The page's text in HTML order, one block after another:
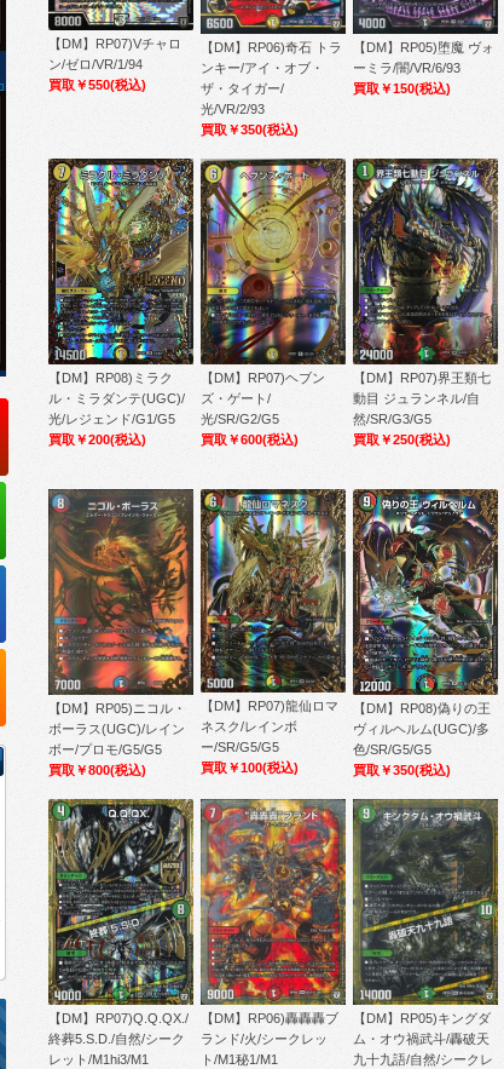
【DM】RP07)Vチャロ
ン/ゼロ/VR/1/94
買取￥550(税込)
【DM】RP06)奇石 トラ
ンキー/アイ・オブ・
ザ・タイガー/
光/VR/2/93
買取￥350(税込)
【DM】RP05)堕魔 ヴォ
ーミラ/闇/VR/6/93
買取￥150(税込)
【DM】RP08)ミラク
ル・ミラダンテ(UGC)/
光/レジェンド/G1/G5
買取￥200(税込)
【DM】RP07)ヘブン
ズ・ゲート/
光/SR/G2/G5
買取￥600(税込)
【DM】RP07)界王類七
動目 ジュランネル/自
然/SR/G3/G5
買取￥250(税込)
【DM】RP05)ニコル・
ボーラス(UGC)/レイン
ボー/プロモ/G5/G5
買取￥800(税込)
【DM】RP07)龍仙ロマ
ネスク/レインボ
ー/SR/G5/G5
買取￥100(税込)
【DM】RP08)偽りの王
ヴィルヘルム(UGC)/多
色/SR/G5/G5
買取￥350(税込)
【DM】RP07)Q.Q.QX./
終葬5.S.D./自然/シーク
レット/M1hi3/M1
【DM】RP06)轟轟轟ブ
ランド/火/シークレッ
ト/M1秘1/M1
【DM】RP05)キングダ
ム・オウ禍武斗/轟破天
九十九語/自然/シークレ